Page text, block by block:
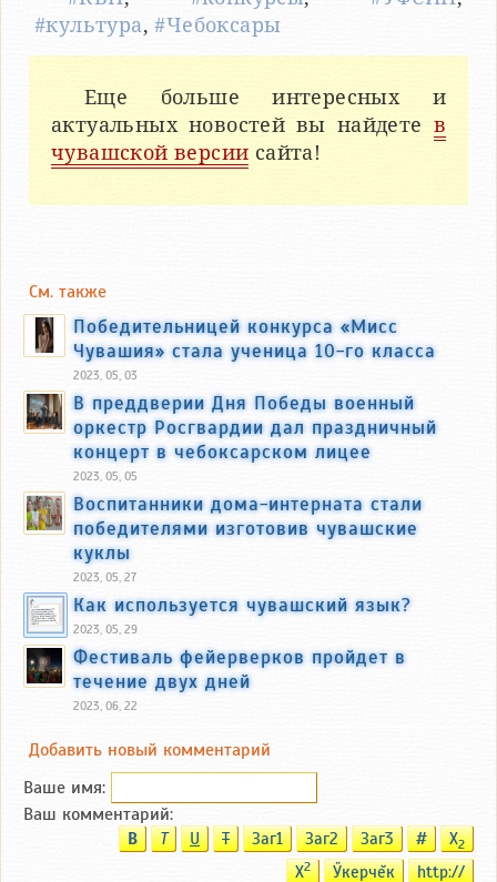
#культура,#Чебоксары
Еще больше интересных и
актуальных новостей вы найдете в
чувашской версии сайта!
См. также
Победительницей конкурса «Мисс
Чувашия» стала ученица 10-го класса
2023, 05, 03
В преддверии Дня Победы военный
оркестр Росгвардии дал праздничный
концерт в чебоксарском лицее
2023, 05, 05
Воспитанники дома-интерната стали
победителями изготовив чувашские
куклы
2023, 05, 27
Как используется чувашский язык?
2023, 05, 29
Фестиваль фейерверков пройдет в
течение двух дней
2023, 06, 22
Добавить новый комментарий
Ваше имя:
Ваш комментарий:
B T U T Заг1 Заг2 Заг3 # X2
X2 Ӳкерчĕк http://